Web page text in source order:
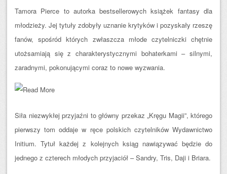
Tamora Pierce to autorka bestsellerowych książek fantasy dla
młodzieży. Jej tytuły zdobyły uznanie krytyków i pozyskały rzeszę
fanów, spośród których zwłaszcza młode czytelniczki chętnie
utożsamiają się z charakterystycznymi bohaterkami – silnymi,
zaradnymi, pokonującymi coraz to nowe wyzwania.
Siła niezwykłej przyjaźni to główny przekaz „Kręgu Magii”, którego
pierwszy tom oddaje w ręce polskich czytelników Wydawnictwo
Initium. Tytuł każdej z kolejnych ksiąg nawiązywać będzie do
jednego z czterech młodych przyjaciół – Sandry, Tris, Daji i Briara.